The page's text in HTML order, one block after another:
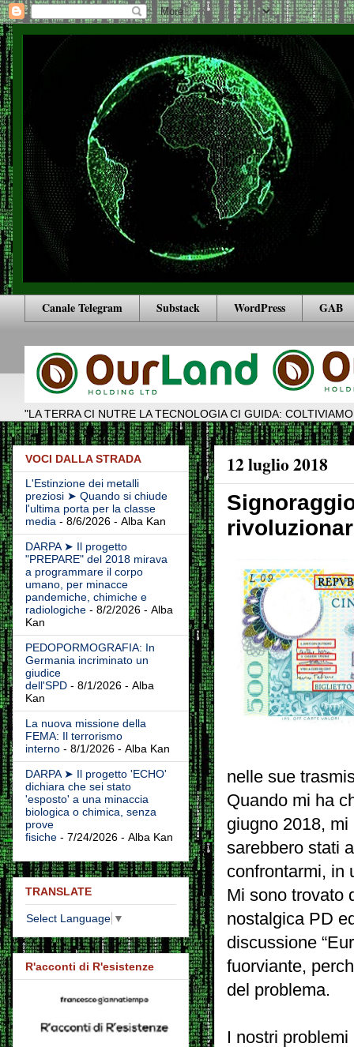
Canale Telegram Substack WordPress GAB
"LA TERRA CI NUTRE LA TECNOLOGIA CI GUIDA:
12 luglio 2018
nelle sue
Quando mi ha
giugno 2018,
sarebbero stati
confrontarmi, in
Mi sono trovato
nostalgica PD
discussione
fuorviante,
del problema.
I nostri
VOCI DALLA STRADA
L'Estinzione dei metalli
preziosi ➤ Quando si chiude
l'ultima porta per la classe
media - 8/6/2026 - Alba Kan
DARPA ➤ Il progetto
"PREPARE" del 2018 mirava
a programmare il corpo
umano, per minacce
pandemiche, chimiche e
radiologiche - 8/2/2026 - Alba
Kan
PEDOPORMOGRAFIA: In
Germania incriminato un
giudice
dell'SPD - 8/1/2026 - Alba
Kan
La nuova missione della
FEMA: Il terrorismo
interno - 8/1/2026 - Alba Kan
DARPA ➤ Il progetto 'ECHO'
dichiara che sei stato
'esposto' a una minaccia
biologica o chimica, senza
prove
fisiche - 7/24/2026 - Alba Kan
TRANSLATE
Select Language ▼
R'acconti di R'esistenze